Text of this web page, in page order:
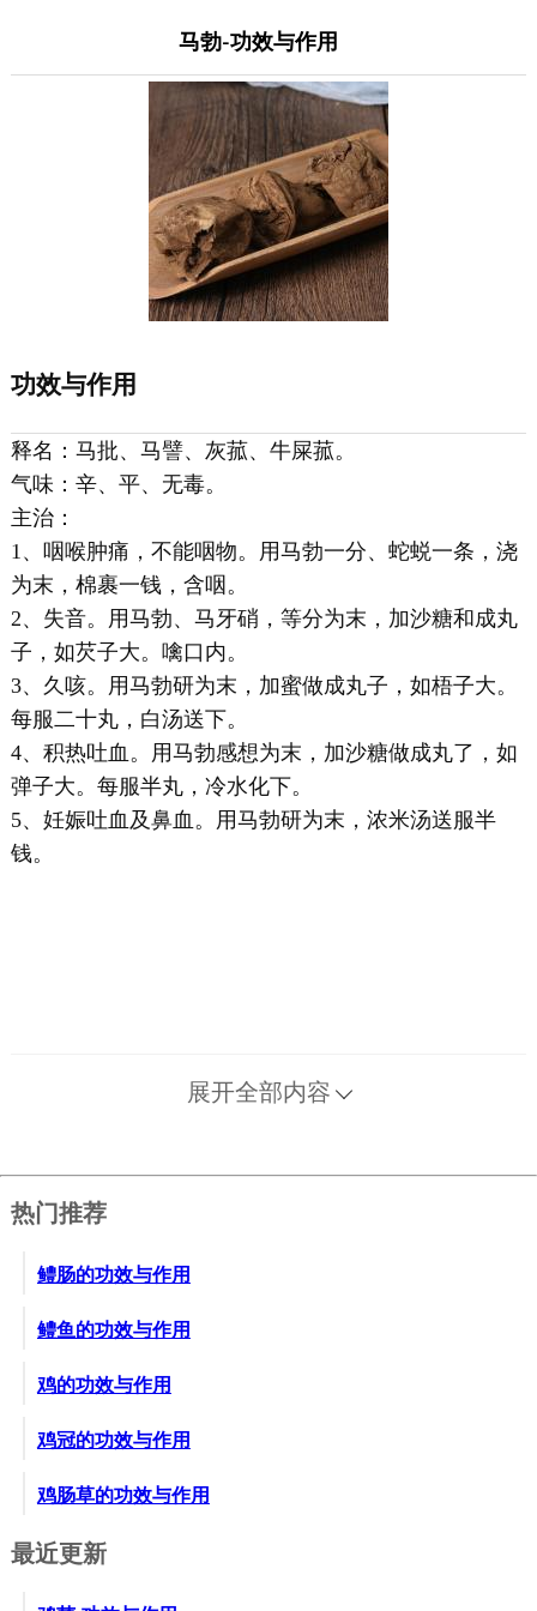
马勃-功效与作用
功效与作用
释名：马批、马譬、灰菰、牛屎菰。
气味：辛、平、无毒。
主治：
1、咽喉肿痛，不能咽物。用马勃一分、蛇蜕一条，浇
为末，棉裹一钱，含咽。
2、失音。用马勃、马牙硝，等分为末，加沙糖和成丸
子，如芡子大。噙口内。
3、久咳。用马勃研为末，加蜜做成丸子，如梧子大。
每服二十丸，白汤送下。
4、积热吐血。用马勃感想为末，加沙糖做成丸了，如
弹子大。每服半丸，冷水化下。
5、妊娠吐血及鼻血。用马勃研为末，浓米汤送服半
钱。
展开全部内容
热门推荐
鳢肠的功效与作用
鳢鱼的功效与作用
鸡的功效与作用
鸡冠的功效与作用
鸡肠草的功效与作用
最近更新